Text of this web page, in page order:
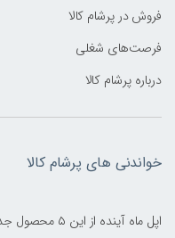
فروش در پرشام کالا
فرصت‌های شغلی
درباره پرشام کالا
خواندنی های پرشام کالا
اپل ماه آینده از این ۵ محصول جدید رونمایی می‌کند